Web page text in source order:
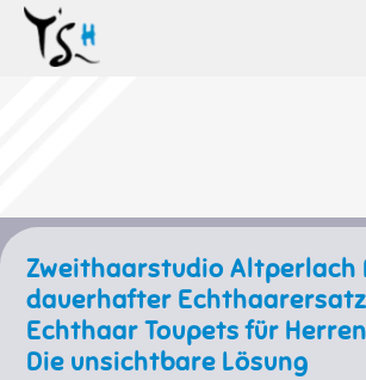
Zweithaarstudio Altperlach
dauerhafter
Echthaar Toupets für
Die unsichtbare Lösung